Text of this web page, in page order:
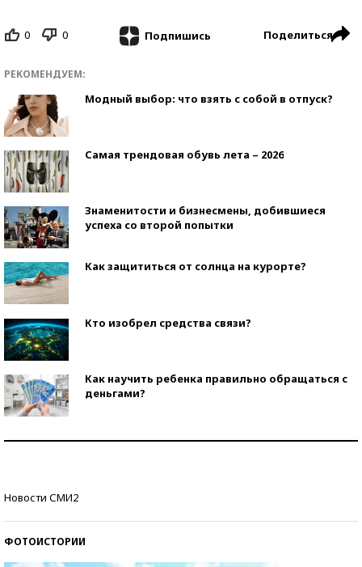
0 0 Подпишись Поделиться
РЕКОМЕНДУЕМ:
Модный выбор: что взять с собой в отпуск?
Самая трендовая обувь лета – 2026
Знаменитости и бизнесмены, добившиеся
успеха со второй попытки
Как защититься от солнца на курорте?
Кто изобрел средства связи?
Как научить ребенка правильно обращаться с
деньгами?
Новости СМИ2
ФОТОИСТОРИИ